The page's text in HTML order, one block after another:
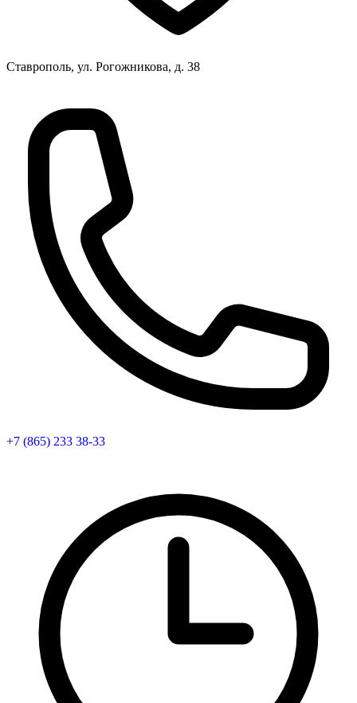
Ставрополь, ул. Рогожникова, д. 38
+7 (865) 233 38-33